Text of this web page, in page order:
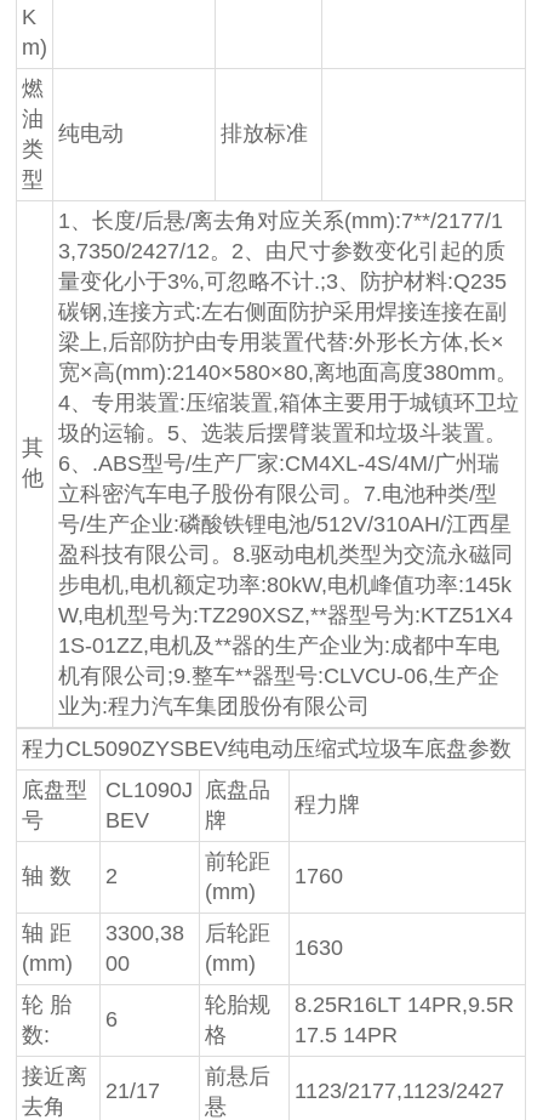
K
m)
燃
油
类
型
纯电动 排放标准
其
他
1、长度/后悬/离去角对应关系(mm):7**/2177/1
3,7350/2427/12。2、由尺寸参数变化引起的质
量变化小于3%,可忽略不计.;3、防护材料:Q235
碳钢,连接方式:左右侧面防护采用焊接连接在副
梁上,后部防护由专用装置代替:外形长方体,长×
宽×高(mm):2140×580×80,离地面高度380mm。
4、专用装置:压缩装置,箱体主要用于城镇环卫垃
圾的运输。5、选装后摆臂装置和垃圾斗装置。
6、.ABS型号/生产厂家:CM4XL-4S/4M/广州瑞
立科密汽车电子股份有限公司。7.电池种类/型
号/生产企业:磷酸铁锂电池/512V/310AH/江西星
盈科技有限公司。8.驱动电机类型为交流永磁同
步电机,电机额定功率:80kW,电机峰值功率:145k
W,电机型号为:TZ290XSZ,**器型号为:KTZ51X4
1S-01ZZ,电机及**器的生产企业为:成都中车电
机有限公司;9.整车**器型号:CLVCU-06,生产企
业为:程力汽车集团股份有限公司
程力CL5090ZYSBEV纯电动压缩式垃圾车底盘参数
底盘型
号
CL1090J
BEV
底盘品
牌
程力牌
轴 数 2
前轮距
(mm)
1760
轴 距
(mm)
3300,38
00
后轮距
(mm)
1630
轮 胎
数:
6
轮胎规
格
8.25R16LT 14PR,9.5R
17.5 14PR
接近离
去角
21/17
前悬后
悬
1123/2177,1123/2427